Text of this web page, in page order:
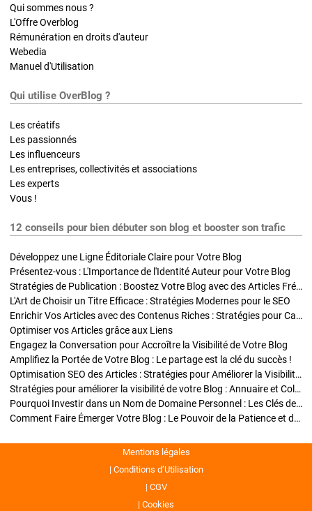
Qui sommes nous ?
L'Offre Overblog
Rémunération en droits d'auteur
Webedia
Manuel d'Utilisation
Qui utilise OverBlog ?
Les créatifs
Les passionnés
Les influenceurs
Les entreprises, collectivités et associations
Les experts
Vous !
12 conseils pour bien débuter son blog et booster son trafic
Développez une Ligne Éditoriale Claire pour Votre Blog
Présentez-vous : L'Importance de l'Identité Auteur pour Votre Blog
Stratégies de Publication : Boostez Votre Blog avec des Articles Fréquents et Exclusifs
L'Art de Choisir un Titre Efficace : Stratégies Modernes pour le SEO
Enrichir Vos Articles avec des Contenus Riches : Stratégies pour Captiver et Optimiser
Optimiser vos Articles grâce aux Liens
Engagez la Conversation pour Accroître la Visibilité de Votre Blog
Amplifiez la Portée de Votre Blog : Le partage est la clé du succès !
Optimisation SEO des Articles : Stratégies pour Améliorer la Visibilité de Votre Blog
Stratégies pour améliorer la visibilité de votre Blog : Annuaire et Collaborations
Pourquoi Investir dans un Nom de Domaine Personnel : Les Clés de la Réussite de Votre Blog
Comment Faire Émerger Votre Blog : Le Pouvoir de la Patience et de la Persévérance
Mentions légales
Conditions d’Utilisation
CGV
Cookies